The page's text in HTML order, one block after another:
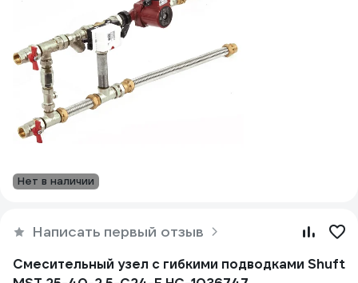
Нет в наличии
Написать первый отзыв
Смесительный узел с гибкими подводками Shuft